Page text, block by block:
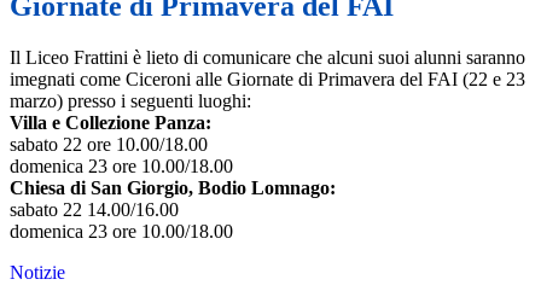
Giornate di Primavera del FAI
Il Liceo Frattini è lieto di comunicare che alcuni suoi alunni saranno
imegnati come Ciceroni alle Giornate di Primavera del FAI (22 e 23
marzo) presso i seguenti luoghi:
Villa e Collezione Panza:
sabato 22 ore 10.00/18.00
domenica 23 ore 10.00/18.00
Chiesa di San Giorgio, Bodio Lomnago:
sabato 22 14.00/16.00
domenica 23 ore 10.00/18.00
Notizie